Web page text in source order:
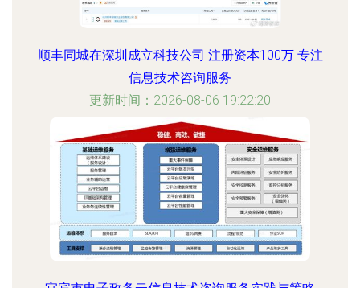
顺丰同城在深圳成立科技公司 注册资本100万 专注
信息技术咨询服务
更新时间：2026-08-06 19:22:20